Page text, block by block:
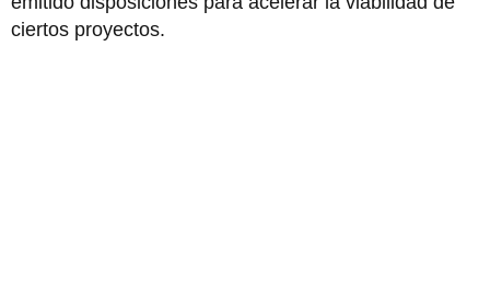
ciertos proyectos.